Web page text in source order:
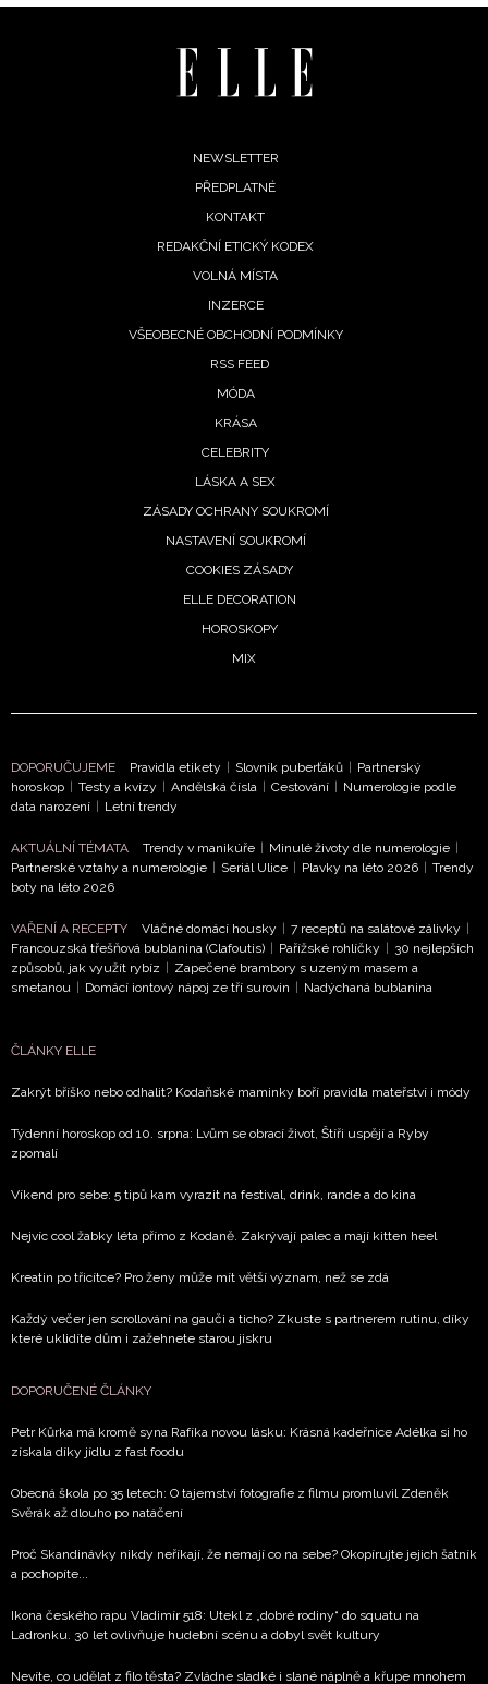
NEWSLETTER
Přihlášením k newsletteru souhlasíte s Obchodními
podmínkami společnosti BurdaMedia Extra s.r.o.
vyhodnocení akce a zasílání novinek.
Chcete navíc dostávat i další zajímavé a exkluzivní
informace od našich partnerů? Pokud souhlasíte se
soukromí BurdaMedia Extra s.r.o., zaškrtněte toto pole.
NEWSLETTER
PŘEDPLATNÉ
KONTAKT
REDAKČNÍ ETICKÝ KODEX
VOLNÁ MÍSTA
INZERCE
VŠEOBECNÉ OBCHODNÍ PODMÍNKY
RSS FEED
MÓDA
KRÁSA
CELEBRITY
LÁSKA A SEX
ZÁSADY OCHRANY SOUKROMÍ
NASTAVENÍ SOUKROMÍ
COOKIES ZÁSADY
ELLE DECORATION
HOROSKOPY
MIX
DOPORUČUJEME Pravidla etikety Slovník puberťáků
Partnerský
horoskop
Testy a kvízy Andělská čísla Cestování
Numerologie podle
data narození
Letní trendy
AKTUÁLNÍ TÉMATA Trendy v manikúře Minulé životy dle numerologie
Partnerské vztahy a numerologie
Seriál Ulice Plavky na léto 2026
Trendy
boty na léto 2026
VAŘENÍ A RECEPTY Vláčné domácí housky 7 receptů na salátové zálivky
Francouzská třešňová bublanina (Clafoutis)
Pařížské rohlíčky
30 nejlepších
způsobů, jak využít rybíz
Zapečené brambory s uzeným masem a
smetanou
Domácí iontový nápoj ze tří surovin Nadýchaná bublanina
ČLÁNKY ELLE
Zakrýt bříško nebo odhalit? Kodaňské maminky boří pravidla mateřství i módy
Týdenní horoskop od 10. srpna: Lvům se obrací život, Štíři uspějí a Ryby
zpomalí
Víkend pro sebe: 5 tipů kam vyrazit na festival, drink, rande a do kina
Nejvíc cool žabky léta přímo z Kodaně. Zakrývají palec a mají kitten heel
Kreatin po třicítce? Pro ženy může mít větší význam, než se zdá
Každý večer jen scrollování na gauči a ticho? Zkuste s partnerem rutinu, díky
které uklidíte dům i zažehnete starou jiskru
DOPORUČENÉ ČLÁNKY
Petr Kůrka má kromě syna Rafíka novou lásku: Krásná kadeřnice Adélka si ho
získala díky jídlu z fast foodu
Obecná škola po 35 letech: O tajemství fotografie z filmu promluvil Zdeněk
Svěrák až dlouho po natáčení
Proč Skandinávky nikdy neříkají, že nemají co na sebe? Okopírujte jejich šatník
a pochopíte...
Ikona českého rapu Vladimír 518: Utekl z „dobré rodiny“ do squatu na
Ladronku. 30 let ovlivňuje hudební scénu a dobyl svět kultury
Nevíte, co udělat z filo těsta? Zvládne sladké i slané náplně a křupe mnohem